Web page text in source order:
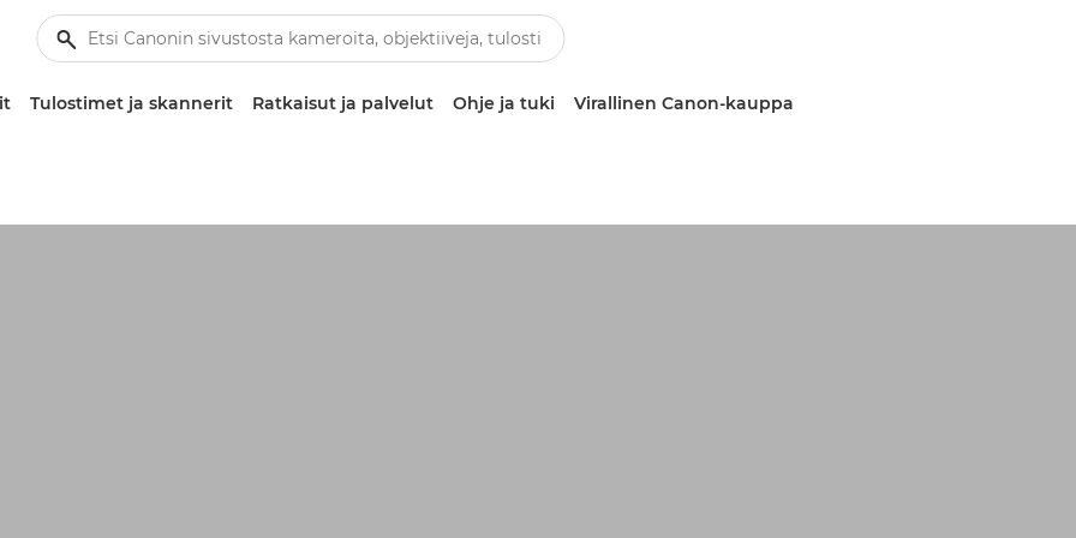
Tulostimet ja skannerit Ratkaisut ja palvelut Ohje ja tuki Virallinen Canon-kauppa